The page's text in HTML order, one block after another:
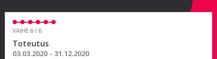
VAIHE 6 / 6
Toteutus
03.03.2020 - 31.12.2020